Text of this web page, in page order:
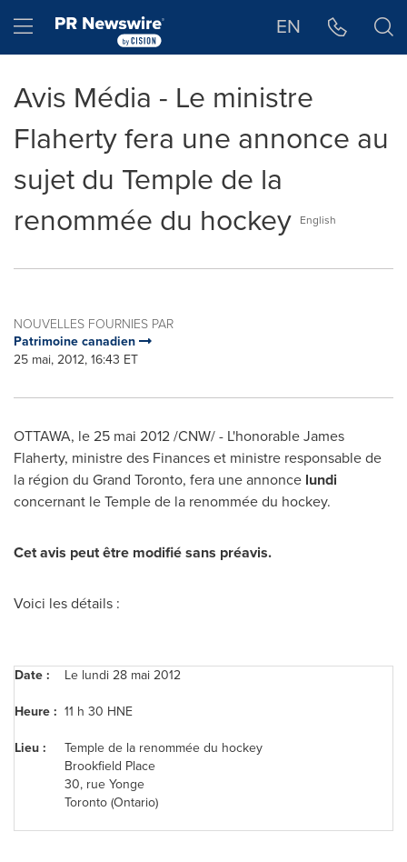
Hamburger menu EN
Avis Média - Le ministre
Flaherty fera une annonce au
sujet du Temple de la
renommée du hockey English
NOUVELLES FOURNIES PAR
Patrimoine canadien
25 mai, 2012, 16:43 ET
OTTAWA, le 25 mai 2012 /CNW/ - L'honorableJames
Flaherty, ministre des Finances et ministre responsable de
la région du Grand Toronto, fera une annonce lundi
concernant le Temple de la renommée du hockey.
Cet avis peut être modifié sans préavis.
Voici les détails :
Date : Le lundi 28 mai 2012
Heure: 11 h 30 HNE
Lieu :
Temple de la renommée du hockey
Brookfield Place
30, rue Yonge
Toronto(Ontario)